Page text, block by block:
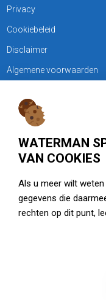
WATERMAN
VAN COOKIES
Als u meer wilt
gegevens die
rechten op dit punt,
Privacy
Cookiebeleid
Disclaimer
Algemene voorwaarden
020 - 6901044
Openingstijden
zie watermansport.nl